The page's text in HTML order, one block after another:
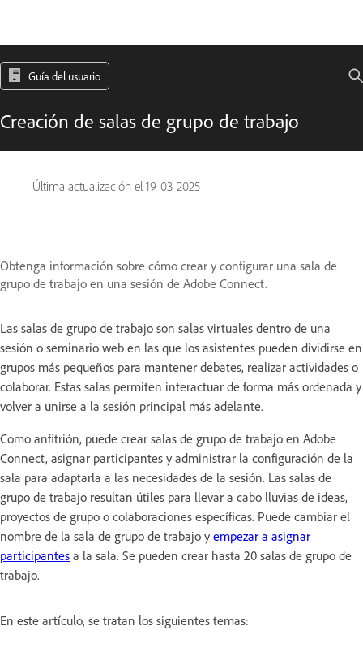
Guía del usuario
Creación de salas de grupo de trabajo
Última actualización el 19-03-2025
Obtenga información sobre cómo crear y configurar una sala de
grupo de trabajo en una sesión de Adobe Connect.
Las salas de grupo de trabajo son salas virtuales dentro de una
sesión o seminario web en las que los asistentes pueden dividirse en
grupos más pequeños para mantener debates, realizar actividades o
colaborar. Estas salas permiten interactuar de forma más ordenada y
volver a unirse a la sesión principal más adelante.
Como anfitrión, puede crear salas de grupo de trabajo en Adobe
Connect, asignar participantes y administrar la configuración de la
sala para adaptarla a las necesidades de la sesión. Las salas de
grupo de trabajo resultan útiles para llevar a cabo lluvias de ideas,
proyectos de grupo o colaboraciones específicas. Puede cambiar el
nombre de la sala de grupo de trabajo y empezar a asignar
participantes a la sala. Se pueden crear hasta 20 salas de grupo de
trabajo.
En este artículo, se tratan los siguientes temas: